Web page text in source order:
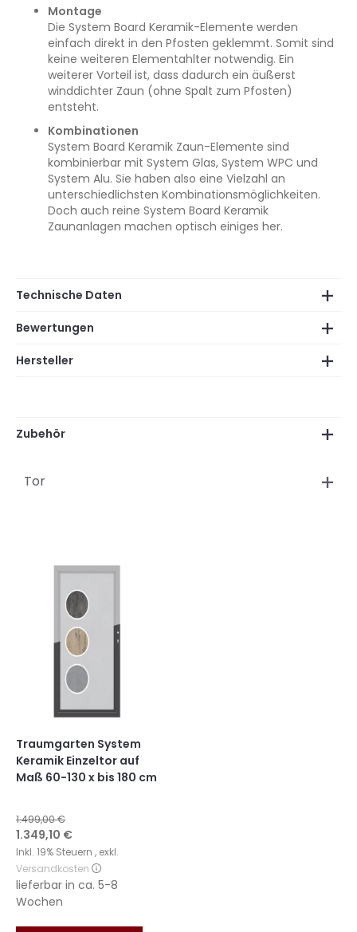
Montage
Die System Board Keramik-Elemente werden
einfach direkt in den Pfosten geklemmt. Somit sind
keine weiteren Elementahlter notwendig. Ein
weiterer Vorteil ist, dass dadurch ein äußerst
winddichter Zaun (ohne Spalt zum Pfosten)
entsteht.
Kombinationen
System Board Keramik Zaun-Elemente sind
kombinierbar mit System Glas, System WPC und
System Alu. Sie haben also eine Vielzahl an
unterschiedlichsten Kombinationsmöglichkeiten.
Doch auch reine System Board Keramik
Zaunanlagen machen optisch einiges her.
Technische Daten
Bewertungen
Hersteller
Zubehör
Tor
Traumgarten System
Keramik Einzeltor auf
Maß 60-130 x bis 180 cm
1.499,00 €
Sonderangebot
1.349,10 €
Inkl. 19% Steuern , exkl.
Versandkosten
lieferbar in ca. 5-8
Wochen